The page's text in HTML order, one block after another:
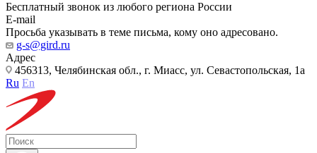
Бесплатный звонок из любого региона России
E-mail
Просьба указывать в теме письма, кому оно адресовано.
g-s@gird.ru
Адрес
456313, Челябинская обл., г. Миасс, ул. Севастопольская, 1а
Ru En